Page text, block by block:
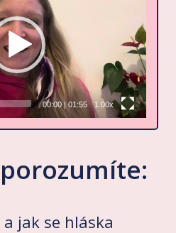
00:00|01:55 1.00x
a jak se hláska